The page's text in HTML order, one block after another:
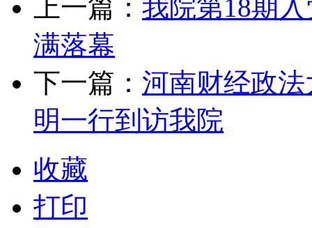
上一篇： 我院第18期
满落幕
下一篇： 河南财经政
明一行到访我院
收藏
打印